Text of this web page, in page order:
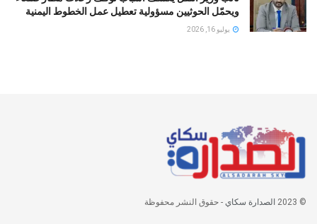
ويحمّل الحوثيين مسؤولية تعطيل عمل الخطوط اليمنية
يوليو 16, 2026
© 2023 الصدارة سكاي - حقوق النشر محفوظة